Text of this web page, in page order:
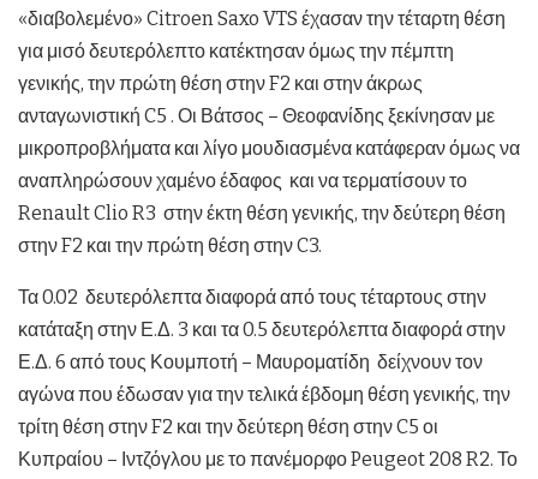
«διαβολεμένο» Citroen Saxo VTS έχασαν την τέταρτη θέση
για μισό δευτερόλεπτο κατέκτησαν όμως την πέμπτη
γενικής, την πρώτη θέση στην F2 και στην άκρως
ανταγωνιστική C5 . Οι Βάτσος – Θεοφανίδης ξεκίνησαν με
μικροπροβλήματα και λίγο μουδιασμένα κατάφεραν όμως να
αναπληρώσουν χαμένο έδαφος και να τερματίσουν το
Renault Clio R3 στην έκτη θέση γενικής, την δεύτερη θέση
στην F2 και την πρώτη θέση στην C3.
Τα 0.02 δευτερόλεπτα διαφορά από τους τέταρτους στην
κατάταξη στην Ε.Δ. 3 και τα 0.5 δευτερόλεπτα διαφορά στην
Ε.Δ. 6 από τους Κουμποτή – Μαυροματίδη δείχνουν τον
αγώνα που έδωσαν για την τελικά έβδομη θέση γενικής, την
τρίτη θέση στην F2 και την δεύτερη θέση στην C5 οι
Κυπραίου – Ιντζόγλου με το πανέμορφο Peugeot 208 R2. Το